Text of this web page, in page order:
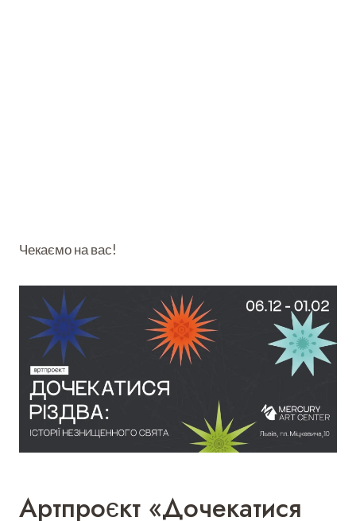
Чекаємо на вас!
Артпроєкт «Дочекатися